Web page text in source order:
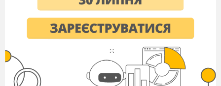
Колись давно в Україні дуже шанували
калину. Не було хати біля якої б не ріс цей кущ.
Як забіліють квіти навесні, дівчата ними коси
заквітчають. А вже коли кетяги достигали, їх
вішали попід стріхою. Йдеш селом, а хати
неначе в коралах, червоніють густими
намистинками до пізніх заморозків.
В Україні існував гарний звичай: коли в сім'ї